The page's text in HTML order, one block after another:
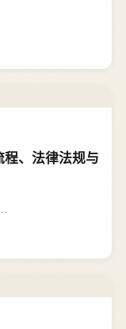
程、法律法规与